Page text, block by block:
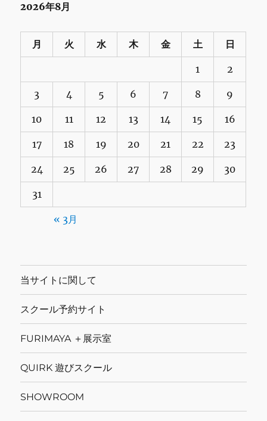
2026年8月
月 火 水 木 金 土 日
1 2
3 4 5 6 7 8 9
10 11 12 13 14 15 16
17 18 19 20 21 22 23
24 25 26 27 28 29 30
31
« 3月
当サイトに関して
スクール予約サイト
FURIMAYA ＋展示室
QUIRK 遊びスクール
SHOWROOM